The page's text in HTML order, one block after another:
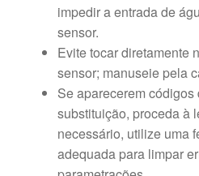
impedir a entrada de
sensor.
Evite tocar diretamente
sensor; manuseie pela
Se aparecerem
substituição, proceda à
necessário, utilize uma
adequada para limpar